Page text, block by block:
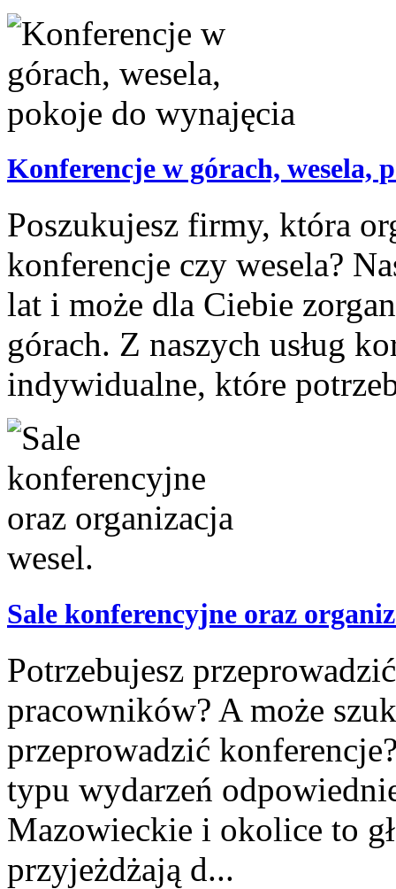
Konferencje w górach, wesela,
Poszukujesz firmy, która
konferencje czy wesela?
lat i może dla Ciebie
górach. Z naszych usług
indywidualne, które
Sale konferencyjne oraz
Potrzebujesz
pracowników? A może
przeprowadzić
typu wydarzeń
Mazowieckie i okolice to
przyjeżdżają d...